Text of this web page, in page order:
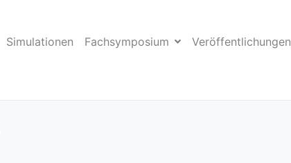
Simulationen Fachsymposium
Veröffentlichungen